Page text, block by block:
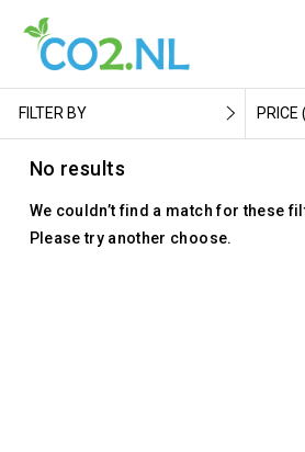
FILTER BY PRICE
No results
We couldn’t find a match for these
Please try another choose.